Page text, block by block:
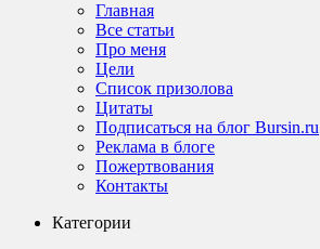
Главная
Все статьи
Про меня
Цели
Список призолова
Цитаты
Подписаться на блог Bursin.ru
Реклама в блоге
Пожертвования
Контакты
Категории